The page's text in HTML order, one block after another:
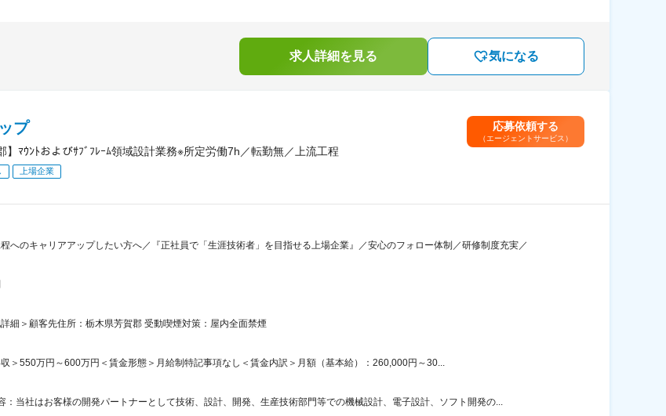
求人詳細を見る 気になる
プ
】ﾏｳﾝﾄおよびｻﾌﾞﾌﾚｰﾑ領域設計業務※所定労働7h／転勤無／上流工程
上場企業
応募依頼する
（エージェントサービス）
程へのキャリアアップしたい方へ／『正社員で「生涯技術者」を目指せる上場企業』／安心のフォロー体制／研修制度充実／
詳細＞顧客先住所：栃木県芳賀郡 受動喫煙対策：屋内全面禁煙
収＞550万円～600万円＜賃金形態＞月給制特記事項なし＜賃金内訳＞月額（基本給）：260,000円～30...
：当社はお客様の開発パートナーとして技術、設計、開発、生産技術部門等での機械設計、電子設計、ソフト開発の...